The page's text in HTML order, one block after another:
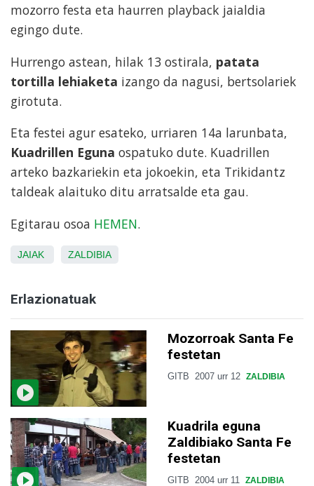
mozorro festa eta haurren playback jaialdia
egingo dute.
Hurrengo astean, hilak 13 ostirala, patata
tortilla lehiaketa izango da nagusi, bertsolariek
girotuta.
Eta festei agur esateko, urriaren 14a larunbata,
Kuadrillen Eguna ospatuko dute. Kuadrillen
arteko bazkariekin eta jokoekin, eta Trikidantz
taldeak alaituko ditu arratsalde eta gau.
Egitarau osoa HEMEN.
JAIAK ZALDIBIA
Erlazionatuak
Mozorroak Santa Fe
festetan
GITB 2007 urr 12 ZALDIBIA
Kuadrila eguna
Zaldibiako Santa Fe
festetan
GITB 2004 urr 11 ZALDIBIA